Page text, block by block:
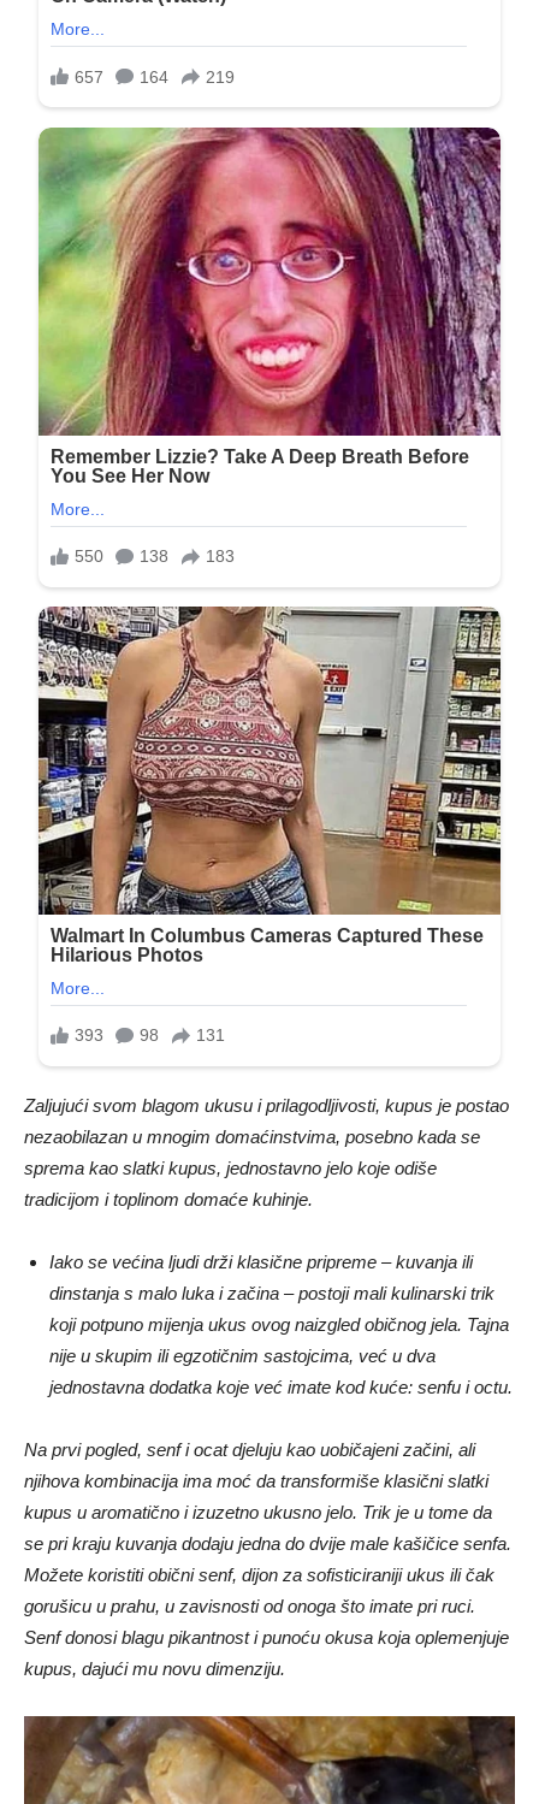
Zaljujući svom blagom ukusu i prilagodljivosti, kupus je postao
nezaobilazan u mnogim domaćinstvima, posebno kada se
sprema kao slatki kupus, jednostavno jelo koje odiše
tradicijom i toplinom domaće kuhinje.
Iako se većina ljudi drži klasične pripreme – kuvanja ili
dinstanja s malo luka i začina – postoji mali kulinarski trik
koji potpuno mijenja ukus ovog naizgled običnog jela. Tajna
nije u skupim ili egzotičnim sastojcima, već u dva
jednostavna dodatka koje već imate kod kuće: senfu i octu.
Na prvi pogled, senf i ocat djeluju kao uobičajeni začini, ali
njihova kombinacija ima moć da transformiše klasični slatki
kupus u aromatično i izuzetno ukusno jelo. Trik je u tome da
se pri kraju kuvanja dodaju jedna do dvije male kašičice senfa.
Možete koristiti obični senf, dijon za sofisticiraniji ukus ili čak
gorušicu u prahu, u zavisnosti od onoga što imate pri ruci.
Senf donosi blagu pikantnost i punoću okusa koja oplemenjuje
kupus, dajući mu novu dimenziju.